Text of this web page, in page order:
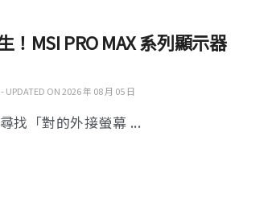
！MSI PRO MAX 系列顯示器
UPDATED ON 2026 年 08 月 05 日
找「對的外接螢幕 ...